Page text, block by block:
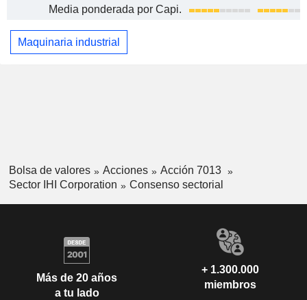
Media ponderada por Capi.
Maquinaria industrial
Bolsa de valores Acciones
Acción 7013
Sector IHI Corporation
Consenso sectorial
Más de 20 años
a tu lado
+ 1.300.000
miembros